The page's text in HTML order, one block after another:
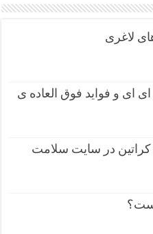
لاغری
ای و فواید فوق العاده ی
در سایت سلامت